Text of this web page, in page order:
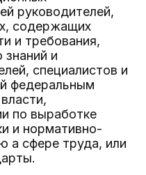
руководителей,
содержащих
и требования,
и
специалистов и
федеральным
по выработке
и нормативно-
а сфере труда, или